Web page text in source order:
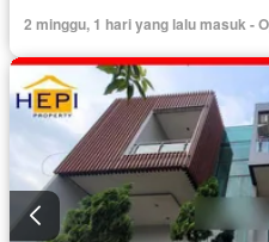
2 minggu, 1 hari yang lalu masuk -